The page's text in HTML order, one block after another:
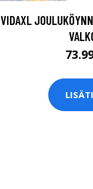
VIDAXL